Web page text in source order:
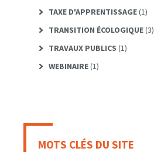
TAXE D'APPRENTISSAGE(1)
TRANSITION ÉCOLOGIQUE(3)
TRAVAUX PUBLICS (1)
WEBINAIRE(1)
MOTS CLÉS DU SITE